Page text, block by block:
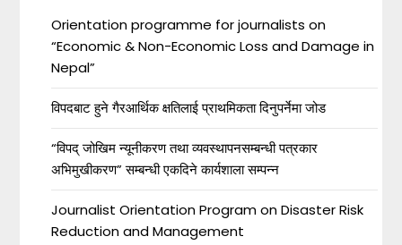
Orientation programme for journalists on
“Economic & Non-Economic Loss and Damage in
Nepal”
विपदबाट हुने गैरआर्थिक क्षतिलाई प्राथमिकता दिनुपर्नेमा जोड
“विपद् जोखिम न्यूनीकरण तथा व्यवस्थापनसम्बन्धी पत्रकार
अभिमुखीकरण” सम्बन्धी एकदिने कार्यशाला सम्पन्न
Journalist Orientation Program on Disaster Risk
Reduction and Management